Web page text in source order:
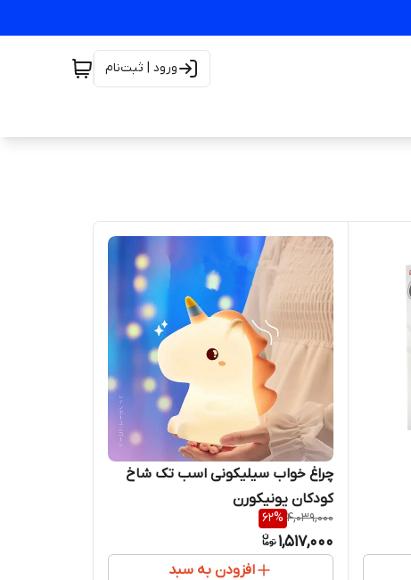
ورود | ثبت‌نام
چراغ خواب سیلیکونی اسب تک شاخ
کودکان یونیکورن
4,039,000
62%
1,517,000
افزودن به سبد